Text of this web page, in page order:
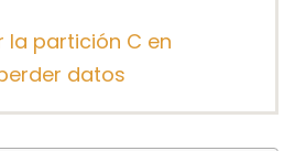
la partición C en
datos